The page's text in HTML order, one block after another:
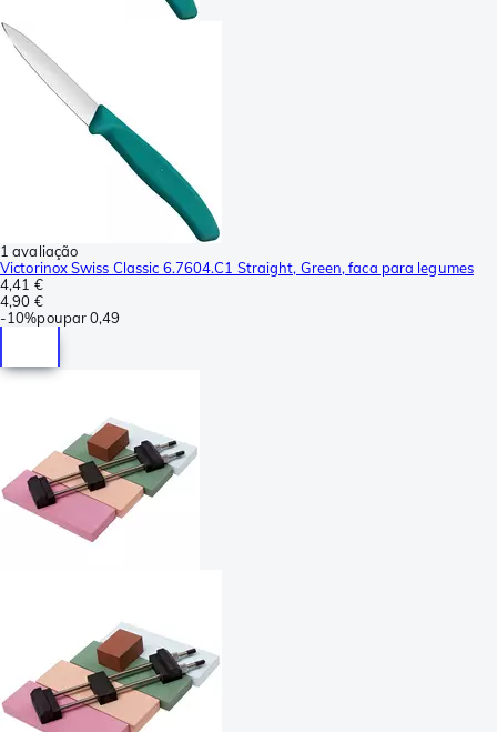
1 avaliação
Victorinox Swiss Classic 6.7604.C1 Straight, Green, faca para legumes
4,41 €
4,90 €
-10%poupar0,49